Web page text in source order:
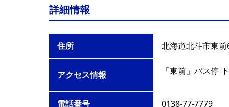
詳細情報
住所 北海道北斗市東
アクセス情報 「東前」バス停
電話番号 0138-77-7779